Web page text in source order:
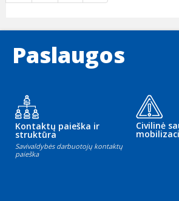
Paslaugos
Kontaktų paieška ir
struktūra
Savivaldybės darbuotojų kontaktų
paieška
Civilinė